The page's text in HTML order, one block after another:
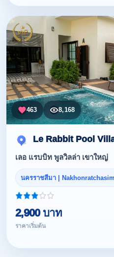
463 8,168
Le Rabbit Pool
เลอ แรบบิท พูลวิลล่า เขาใหญ่
นครราชสีมา |
2,900 บาท
ราคาเริ่มต้น